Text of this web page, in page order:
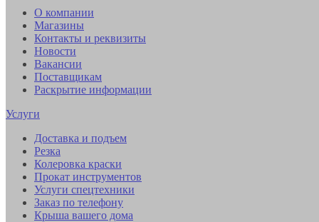
О компании
Магазины
Контакты и реквизиты
Новости
Вакансии
Поставщикам
Раскрытие информации
Услуги
Доставка и подъем
Резка
Колеровка краски
Прокат инструментов
Услуги спецтехники
Заказ по телефону
Крыша вашего дома